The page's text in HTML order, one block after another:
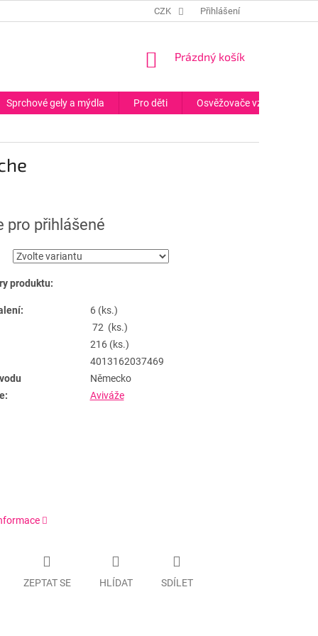
CZK Přihlášení
NÁKUPNÍ
Prázdný košík
Sprchové gely a mýdla Pro děti Osvěžovače vzduchu
pro přihlášené
produktu:
6 (ks.)
72 (ks.)
216 (ks.)
4013162037469
Německo
Aviváže
ZEPTAT SE HLÍDAT SDÍLET